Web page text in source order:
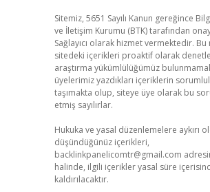
Sitemiz, 5651 Sayılı Kanun gereğince
ve İletişim Kurumu (BTK) tarafından
Sağlayıcı olarak hizmet vermektedir. Bu
sitedeki içerikleri proaktif olarak
araştırma yükümlülüğümüz
üyelerimiz yazdıkları içeriklerin
taşımakta olup, siteye üye olarak bu
etmiş sayılırlar.
Hukuka ve yasal düzenlemelere aykırı
düşündüğünüz içerikleri,
backlinkpanelicomtr@gmail.com
halinde, ilgili içerikler yasal süre
kaldırılacaktır.